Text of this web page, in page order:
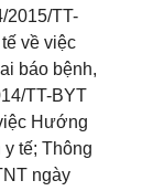
2015/TT-
về việc
báo bệnh,
TT-BYT
Hướng
tế; Thông
ngày